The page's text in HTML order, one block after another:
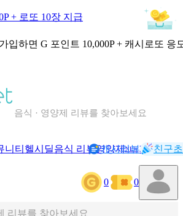
+ 로또 10장 지급
입하면 G 포인트 10,000P + 캐시로또 응
음식 · 영양제 리뷰를 찾아보세요
니티 헬시딜음식 리뷰영양제NEW기록
캐시리뷰 친구
0 0
성분을 검색해보세요
트 음식 검색해보세요
리뷰를 찾아보세요